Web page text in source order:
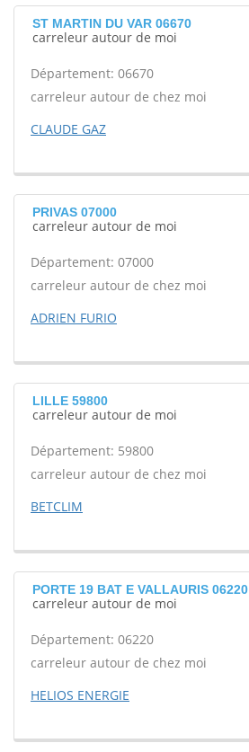
ST MARTIN DU VAR 06670
carreleur autour de moi
Département: 06670
carreleur autour de chez moi
CLAUDE GAZ
PRIVAS 07000
carreleur autour de moi
Département: 07000
carreleur autour de chez moi
ADRIEN FURIO
LILLE 59800
carreleur autour de moi
Département: 59800
carreleur autour de chez moi
BETCLIM
PORTE 19 BAT E VALLAURIS 06220
carreleur autour de moi
Département: 06220
carreleur autour de chez moi
HELIOS ENERGIE